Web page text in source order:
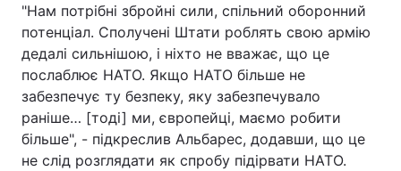
"Нам потрібні збройні сили, спільний оборонний
потенціал. Сполучені Штати роблять свою армію
дедалі сильнішою, і ніхто не вважає, що це
послаблює НАТО. Якщо НАТО більше не
забезпечує ту безпеку, яку забезпечувало
раніше… [тоді] ми, європейці, маємо робити
більше", - підкреслив Альбарес, додавши, що це
не слід розглядати як спробу підірвати НАТО.